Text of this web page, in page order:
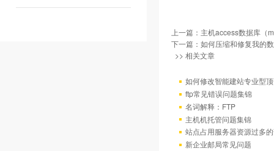
上一篇： 主机access数据库（
下一篇： 如何压缩和修复我的
>> 相关文章
如何修改智能建站专业型
ftp常见错误问题集锦
名词解释：FTP
主机机托管问题集锦
站点占用服务器资源过多
新企业邮局常见问题